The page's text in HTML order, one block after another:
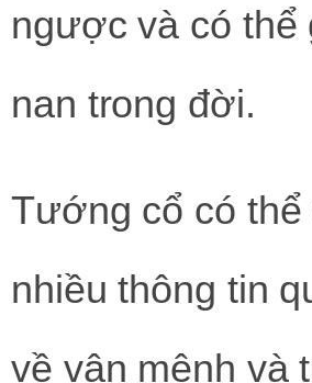
ngược và có thể
nan trong đời.
Tướng cổ có thể
nhiều thông tin
về vận mệnh và